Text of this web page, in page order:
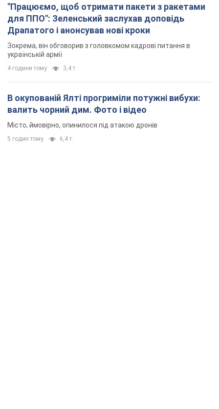
"Працюємо, щоб отримати пакети з ракетами
для ППО": Зеленський заслухав доповідь
Драпатого і анонсував нові кроки
Зокрема, він обговорив з головкомом кадрові питання в
українській армії
4 години тому 3,4 т.
В окупованій Ялті прогриміли потужні вибухи:
валить чорний дим. Фото і відео
Місто, ймовірно, опинилося під атакою дронів
5 годин тому 6,4 т.